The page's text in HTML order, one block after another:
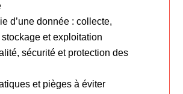
d’une donnée : collecte,
et exploitation
sécurité et protection des
et pièges à éviter